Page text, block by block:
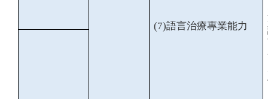
(7)語言治療專業能力